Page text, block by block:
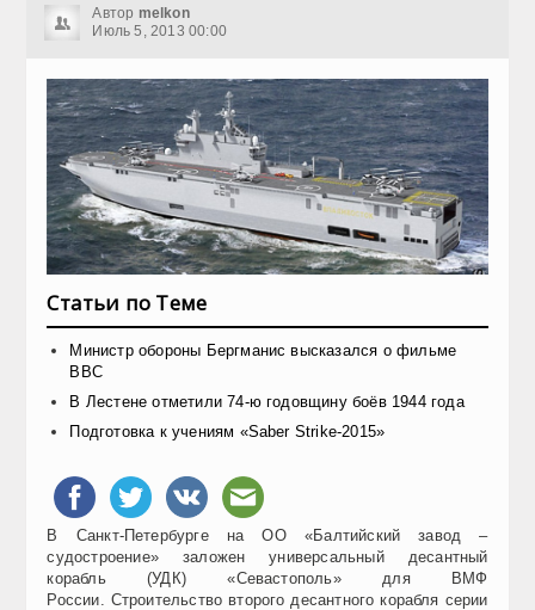
Автор melkon
Июль 5, 2013 00:00
Статьи по Теме
Министр обороны Бергманис высказался о фильме
ВВС
В Лестене отметили 74-ю годовщину боёв 1944 года
Подготовка к учениям «Saber Strike-2015»
В Санкт-Петербурге на ОО «Балтийский завод –
судостроение» заложен универсальный десантный
корабль (УДК) «Севастополь» для ВМФ
России. Строительство второго десантного корабля серии